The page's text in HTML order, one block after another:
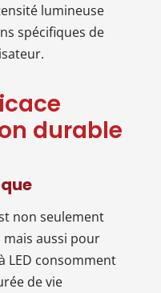
lumineuse
spécifiques de
durable
non seulement
aussi pour
LED consomment
de vie